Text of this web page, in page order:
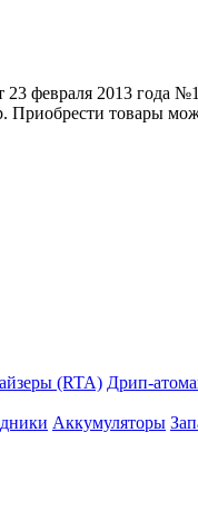
февраля 2013
Приобрести товары
(RTA) Дрип-
Аккумуляторы